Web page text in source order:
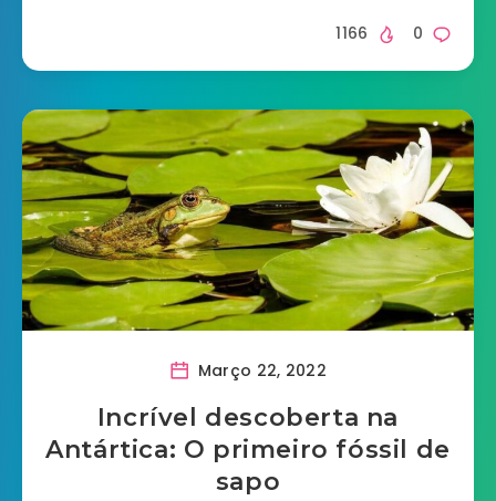
0
1166
Março 22, 2022
Incrível descoberta na
Antártica: O primeiro fóssil de
sapo